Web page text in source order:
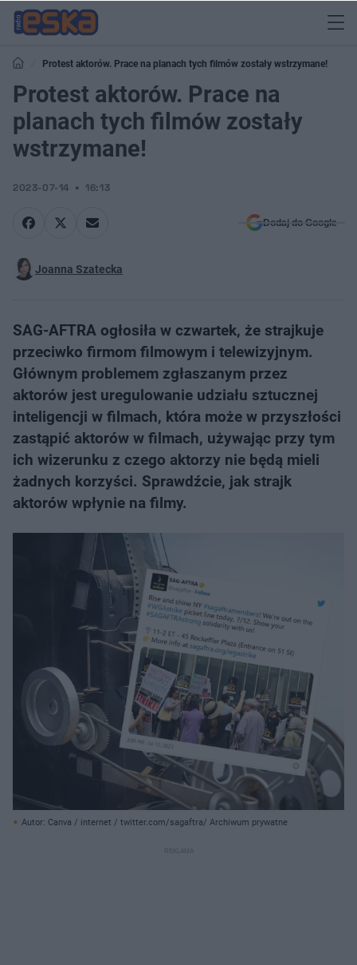
Protest aktorów. Prace na planach tych filmów zostały wstrzymane!
Protest aktorów. Prace na
planach tych filmów zostały
wstrzymane!
2023-07-14 16:13
Dodaj do Google
Joanna Szatecka
SAG-AFTRA ogłosiła w czwartek, że strajkuje
przeciwko firmom filmowym i telewizyjnym.
Głównym problemem zgłaszanym przez
aktorów jest uregulowanie udziału sztucznej
inteligencji w filmach, która może w przyszłości
zastąpić aktorów w filmach, używając przy tym
ich wizerunku z czego aktorzy nie będą mieli
żadnych korzyści. Sprawdźcie, jak strajk
aktorów wpłynie na filmy.
Autor: Canva / internet / twitter.com/sagaftra/ Archiwum prywatne